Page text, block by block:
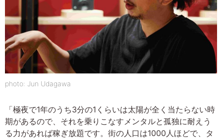
photo: Jun Udagawa
「極夜で1年のうち3分の1くらいは太陽が全く当たらない時
期があるので、それを乗りこなすメンタルと孤独に耐えう
る力があれば稼ぎ放題です。街の人口は1000人ほどで、タ